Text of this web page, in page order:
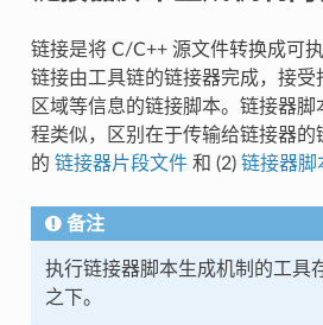
链接是将 C/C++ 源文件转换成可
链接由工具链的链接器完成，接受
区域等信息的链接脚本。链接器
程类似，区别在于传输给链接器的
的 链接器片段文件和 (2) 链接器脚
备注
执行链接器脚本生成机制的工具
之下。